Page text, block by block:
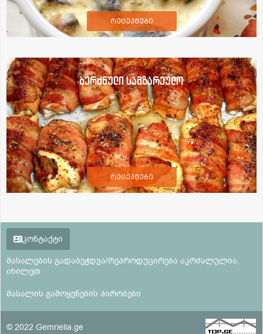
რეცეპტები
ბერძნული სამზარეულო
რეცეპტები
კონტაქტი
მასალების გადაბეჭდვა/რეპროდუცირება აკრძალულია,
იხილეთ
მასალის გამოყენების პირობები
© 2022 Gemrielia.ge